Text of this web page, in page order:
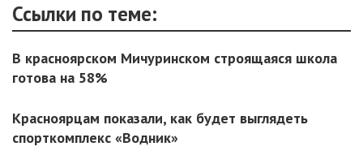
Ссылки по теме:
В красноярском Мичуринском строящаяся школа
готова на 58%
Красноярцам показали, как будет выглядеть
спорткомплекс «Водник»